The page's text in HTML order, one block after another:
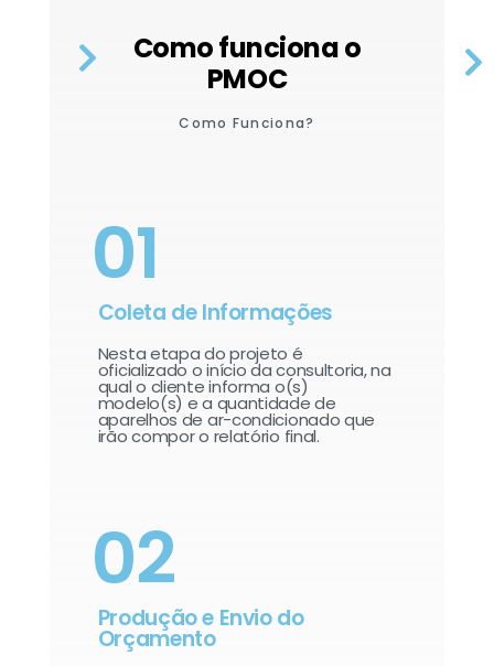
Como funciona o
PMOC
Como Funciona?
01
Coleta de Informações
Nesta etapa do projeto é
oficializado o início da consultoria, na
qual o cliente informa o(s)
modelo(s) e a quantidade de
aparelhos de ar-condicionado que
irão compor o relatório final.​
02
Produção e Envio do
Orçamento